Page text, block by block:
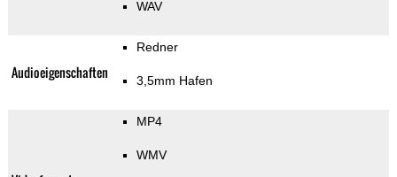
WAV
Audioeigenschaften
Redner
3,5mm Hafen
MP4
WMV